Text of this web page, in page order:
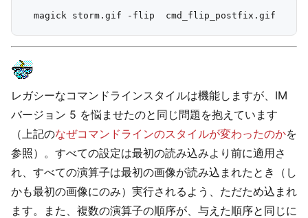
レガシーなコマンドラインスタイルは機能しますが、IM
バージョン 5 を悩ませたのと同じ問題を抱えています
（上記のなぜコマンドラインのスタイルが変わったのかを
参照）。すべての設定は最初の読み込みより前に適用さ
れ、すべての演算子は最初の画像が読み込まれたとき（し
かも最初の画像にのみ）実行されるよう、ただため込まれ
ます。また、複数の演算子の順序が、与えた順序と同じに